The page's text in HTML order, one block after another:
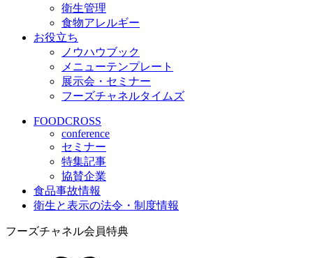
衛生管理
食物アレルギー
お役立ち
ノウハウブック
メニューテンプレート
展示会・セミナー
フーズチャネルタイムズ
FOODCROSS
conference
セミナー
特集記事
協賛企業
食品事故情報
衛生と表示の法令・制度情報
フーズチャネル会員特典